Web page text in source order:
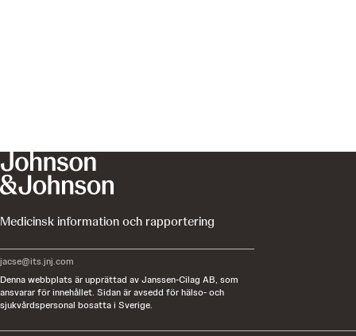
Medicinsk information och rapportering
jacse@its.jnj.com
Denna webbplats är upprättad av Janssen-Cilag AB, som
ansvarar för innehållet. Sidan är avsedd för hälso- och
sjukvårdspersonal bosatta i Sverige.